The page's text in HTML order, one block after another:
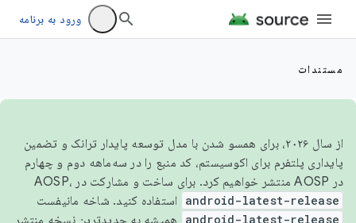
ورود به برنامه
مستندات
از سال ۲۰۲۶، برای همسو شدن با مدل توسعه پایدار ترانک و تضمین
پایداری پلتفرم برای اکوسیستم، کد منبع را در سه‌ماهه دوم و چهارم
در AOSP منتشر خواهیم کرد. برای ساخت و مشارکت در AOSP،
android-latest-release استفاده کنید. شاخه مانیفست
android-latest-release
همیشه به جدیدترین نسخه منتشر